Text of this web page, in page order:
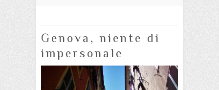
Genova, niente di
impersonale